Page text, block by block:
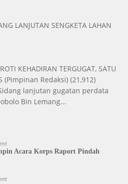
LANJUTAN SENGKETA LAHAN
KEHADIRAN TERGUGAT, SATU
(Pimpinan Redaksi) (21,912)
lanjutan gugatan perdata
Bin Lemang...
Acara Korps Raport Pindah